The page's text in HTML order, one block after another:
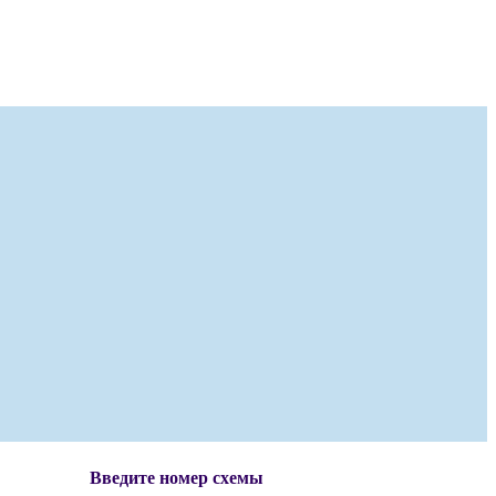
Введите номер схемы